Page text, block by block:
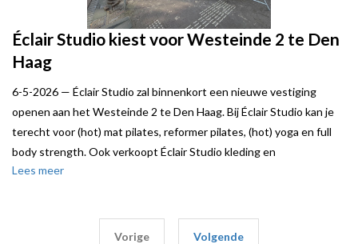
Éclair Studio kiest voor Westeinde 2 te Den
Haag
6-5-2026 — Éclair Studio zal binnenkort een nieuwe vestiging
openen aan het Westeinde 2 te Den Haag. Bij Éclair Studio kan je
terecht voor (hot) mat pilates, reformer pilates, (hot) yoga en full
body strength. Ook verkoopt Éclair Studio kleding en
welnessartikelen. Éclair studio heeft al diverse vestigingen in Den
Local Joe stond, collegiaal met NDPR Makelaars, verhuurder bij.
Lees meer
Vorige Volgende